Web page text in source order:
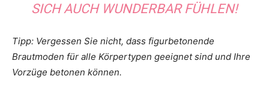
SICH AUCH WUNDERBAR FÜHLEN!
Tipp: Vergessen Sie nicht, dass figurbetonende
Brautmoden für alle Körpertypen geeignet sind und Ihre
Vorzüge betonen können.